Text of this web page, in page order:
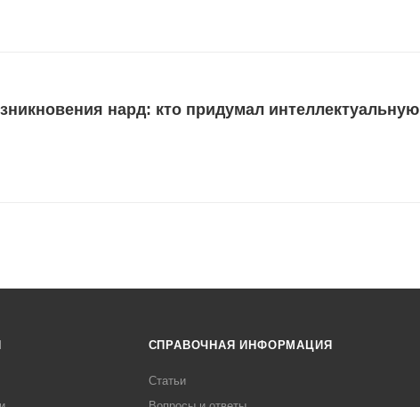
нард: кто придумал интеллектуальную
СПРАВОЧНАЯ ИНФОРМАЦИЯ
Статьи